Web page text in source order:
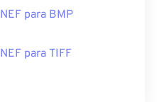
NEF para BMP
NEF para TIFF